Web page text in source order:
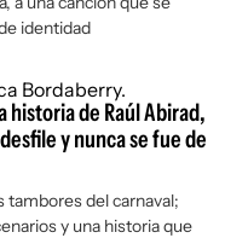
identidad
historia de Raúl Abirad,
y nunca se fue de
tambores del carnaval;
y una historia que